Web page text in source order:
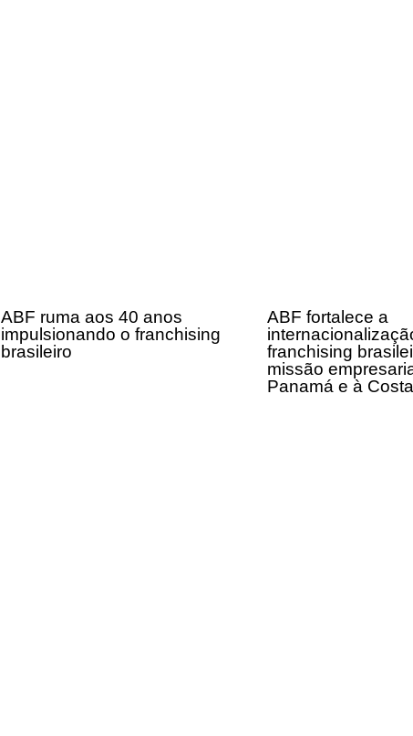
ABF ruma aos 40 anos
impulsionando o franchising
brasileiro
ABF fortalece a
franchising
missão
Panamá e à